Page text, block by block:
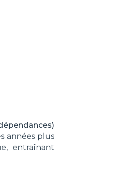
années plus
entraînant